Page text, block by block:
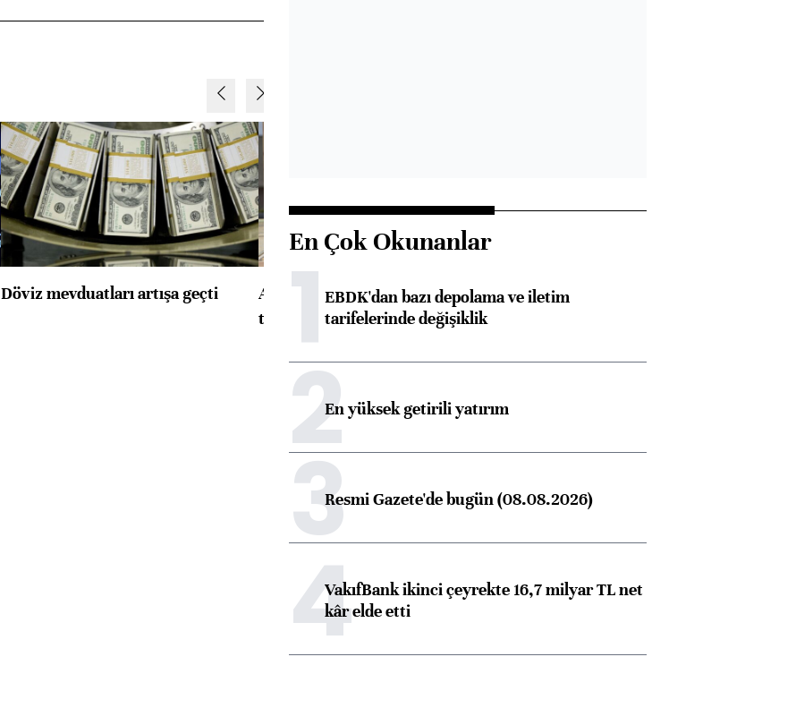
Döviz mevduatları artışa geçti
ABD'de konut başlangıçları
toparlandı
En Çok Okunanlar
1EBDK'dan bazı depolama ve iletim
tarifelerinde değişiklik
2En yüksek getirili yatırım
3Resmi Gazete'de bugün (08.08.2026)
4VakıfBank ikinci çeyrekte 16,7 milyar TL net
kâr elde etti